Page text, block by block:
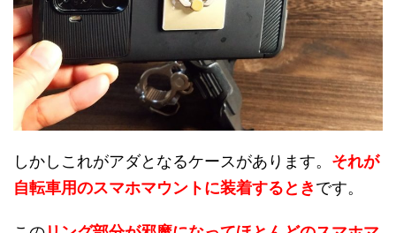
しかしこれがアダとなるケースがあります。 それが
自転車用のスマホマウントに装着するときです。